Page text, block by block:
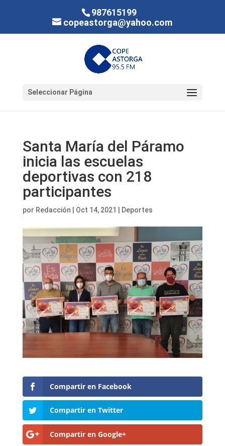
987615199
copeastorga@yahoo.com
Seleccionar Página
Santa María del Páramo
inicia las escuelas
deportivas con 218
participantes
por Redacción Oct 14, 2021 Deportes
Compartir en Facebook
Compartir en Twitter
Compartir en Google+